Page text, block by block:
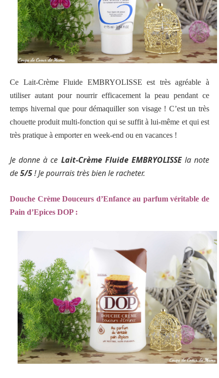
Ce Lait-Crème Fluide EMBRYOLISSE est très agréable à
utiliser autant pour nourrir efficacement la peau pendant ce
temps hivernal que pour démaquiller son visage ! C’est un très
chouette produit multi-fonction qui se suffit à lui-même et qui est
très pratique à emporter en week-end ou en vacances !
Je donne à ce Lait-Crème Fluide EMBRYOLISSEla note
de5/5! Je pourrais très bien le racheter.
Douche Crème Douceurs d’Enfance au parfum véritable de
Pain d’Epices DOP :